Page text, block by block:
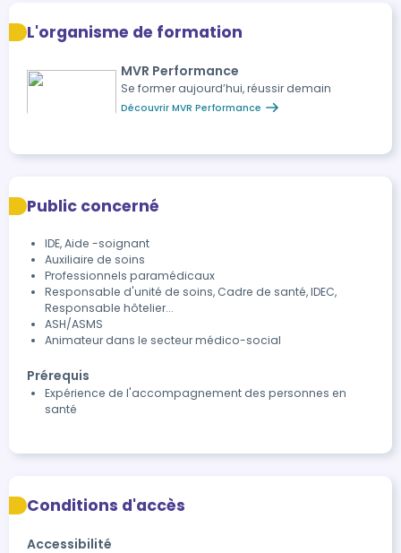
L'organisme de formation
MVR Performance
Se former aujourd’hui, réussir demain
Découvrir MVR Performance
Public concerné
IDE, Aide -soignant
Auxiliaire de soins
Professionnels paramédicaux
Responsable d'unité de soins, Cadre de santé, IDEC,
Responsable hôtelier...
ASH/ASMS
Animateur dans le secteur médico-social
Prérequis
Expérience de l'accompagnement des personnes en
santé
Conditions d'accès
Accessibilité